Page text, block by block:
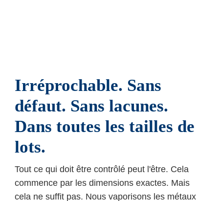
Irréprochable. Sans
défaut. Sans lacunes.
Dans toutes les tailles de
lots.
Tout ce qui doit être contrôlé peut l'être. Cela
commence par les dimensions exactes. Mais
cela ne suffit pas. Nous vaporisons les métaux